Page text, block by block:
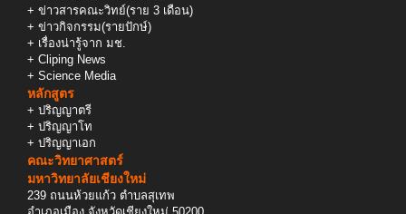
+ ข่าวสารคณะวิทย์(ราย 3 เดือน)
+ ข่าวกิจกรรม(รายปักษ์)
+ เรื่องน่ารู้จาก มช.
+ Cliping News
+ Science Media
หลักสูตร
+ ปริญญาตรี
+ ปริญญาโท
+ ปริญญาเอก
คณะวิทยาศาสตร์
มหาวิทยาลัยเชียงใหม่
239 ถนนห้วยแก้ว ตำบลสุเทพ